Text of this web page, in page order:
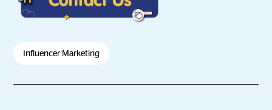
Influencer Marketing